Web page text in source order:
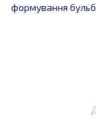
формування